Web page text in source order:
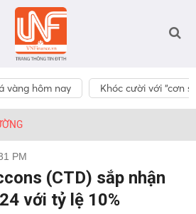
vàng hôm nay Khóc cười với “cơn
PM
(CTD) sắp nhận
với tỷ lệ 10%